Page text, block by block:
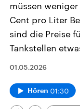
müssen
Cent pro Liter
sind die Preise
Tankstellen
01.05.2026
Hören 01:30